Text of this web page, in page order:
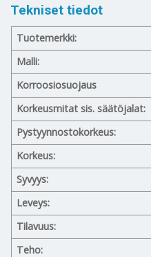
Tekniset tiedot
Tuotemerkki:
Malli:
Korroosiosuojaus
Korkeusmitat sis. säätöjalat:
Pystyynnostokorkeus:
Korkeus:
Syvyys:
Leveys:
Tilavuus:
Teho: